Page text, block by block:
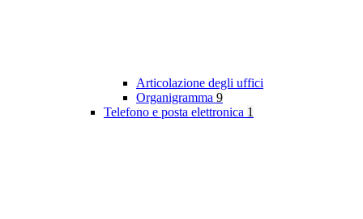
Articolazione degli uffici
Organigramma 9
Telefono e posta elettronica 1